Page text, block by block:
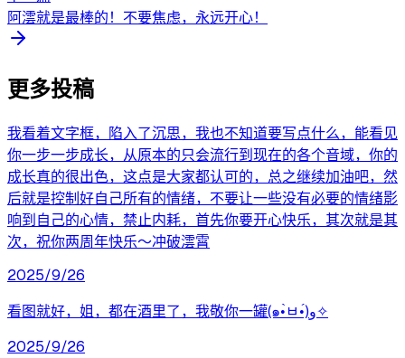
阿澐就是最棒的！不要焦虑，永远开心！
更多投稿
我看着文字框，陷入了沉思，我也不知道要写点什么，能看见
你一步一步成长，从原本的只会流行到现在的各个音域，你的
成长真的很出色，这点是大家都认可的，总之继续加油吧，然
后就是控制好自己所有的情绪，不要让一些没有必要的情绪影
响到自己的心情，禁止内耗，首先你要开心快乐，其次就是其
次，祝你两周年快乐～冲破澐霄
2025/9/26
看图就好，姐，都在酒里了，我敬你一罐(๑•̀ㅂ•́)و✧
2025/9/26